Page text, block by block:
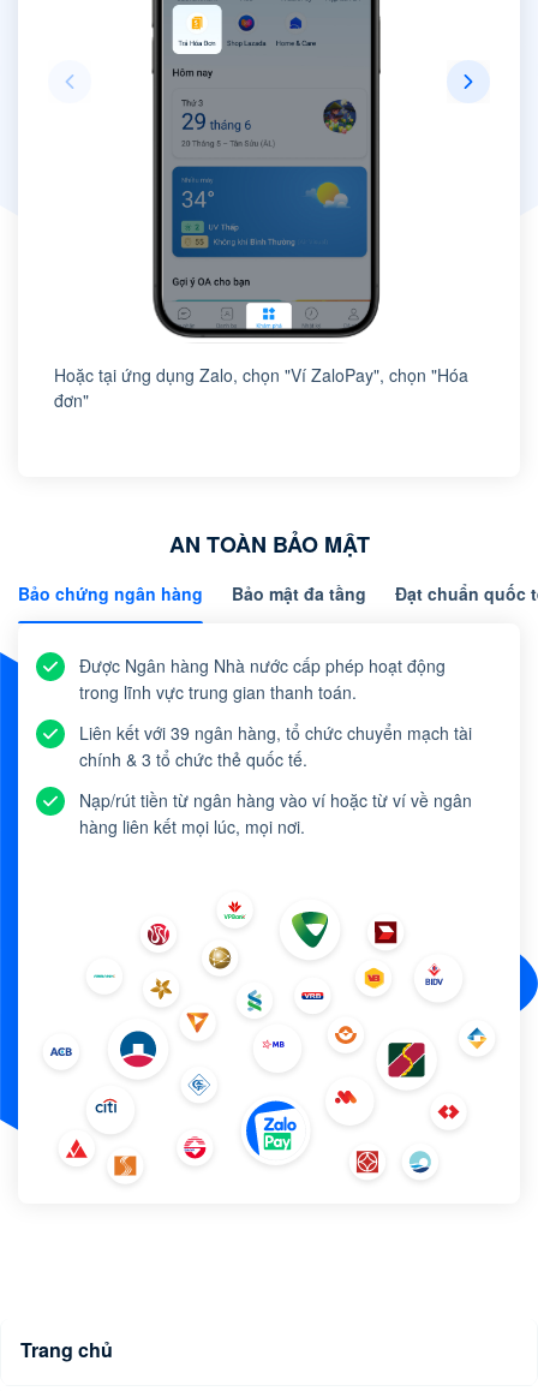
Hoặc tại ứng dụng Zalo, chọn "Ví ZaloPay", chọn "Hóa
đơn"
AN TOÀN BẢO MẬT
Bảo chứng ngân hàng Bảo mật đa tầng Đạt chuẩn quốc
Được Ngân hàng Nhà nước cấp phép hoạt động
trong lĩnh vực trung gian thanh toán.
Liên kết với 39 ngân hàng, tổ chức chuyển mạch tài
chính & 3 tổ chức thẻ quốc tế.
Nạp/rút tiền từ ngân hàng vào ví hoặc từ ví về ngân
hàng liên kết mọi lúc, mọi nơi.
Trang chủ